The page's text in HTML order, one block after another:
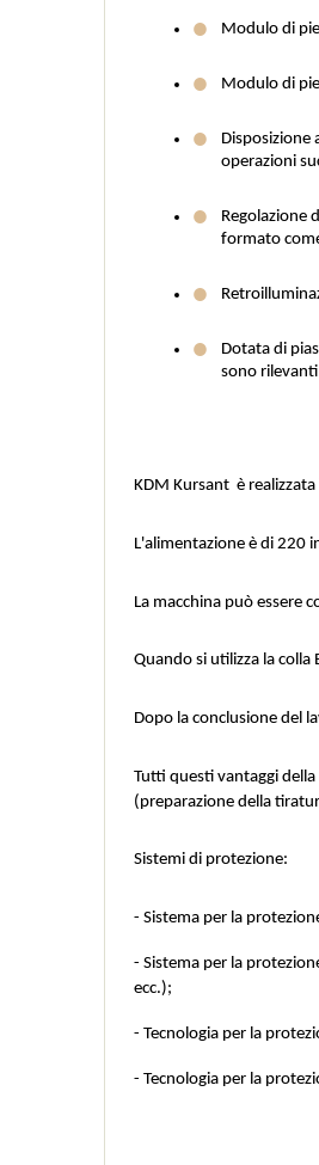
Modulo di
Modulo di
Disposizione
operazioni
Regolazione
formato
Dotata di
sono
KDM Kursant  è
L'alimentazione è di 220
La macchina può essere
Quando si utilizza la
Dopo la conclusione del
Tutti questi vantaggi
(preparazione della
Sistemi di protezione:
- Sistema per la
- Sistema per la
ecc.);
- Tecnologia per la
- Tecnologia per la